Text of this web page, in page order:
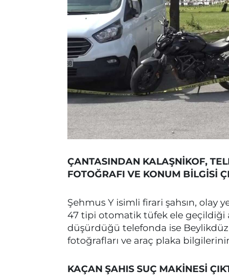
ÇANTASINDAN KALAŞNİKOF,
FOTOĞRAFI VE KONUM BİLGİSİ
Şehmus Y isimli firari şahsın, olay
47 tipi otomatik tüfek ele geçildiği
düşürdüğü telefonda ise
fotoğrafları ve araç plaka
KAÇAN ŞAHIS SUÇ MAKİNESİ